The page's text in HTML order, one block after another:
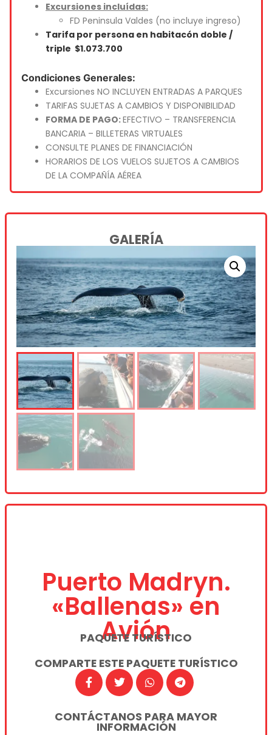
Excursiones incluídas:
FD Peninsula Valdes (no incluye ingreso)
Tarifa por persona en habitacón doble /
triple $1.073.700
Condiciones Generales:
Excursiones NO INCLUYEN ENTRADAS A PARQUES
TARIFAS SUJETAS A CAMBIOS Y DISPONIBILIDAD
FORMA DE PAGO:EFECTIVO – TRANSFERENCIA
BANCARIA – BILLETERAS VIRTUALES
CONSULTE PLANES DE FINANCIACIÓN
HORARIOS DE LOS VUELOS SUJETOS A CAMBIOS
DE LA COMPAÑÍA AÉREA
GALERÍA
Puerto Madryn.
«Ballenas» en
Avión
PAQUETE TURÍSTICO
COMPARTE ESTE PAQUETE TURÍSTICO
CONTÁCTANOS PARA MAYOR
INFORMACIÓN